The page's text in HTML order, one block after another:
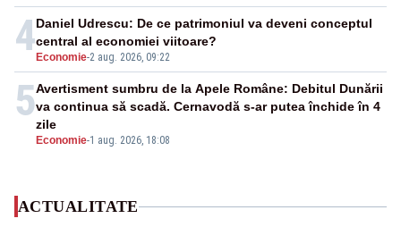
4 Economie-2 aug. 2026, 09:22
Daniel Udrescu: De ce patrimoniul va deveni conceptul
central al economiei viitoare?
5
Economie-1 aug. 2026, 18:08
Avertisment sumbru de la Apele Române: Debitul Dunării
va continua să scadă. Cernavodă s-ar putea închide în 4
zile
ACTUALITATE